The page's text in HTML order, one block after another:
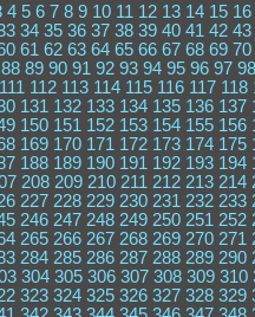
4 5 6 7 8 9 10 11 12 13 14 15 16
34 35 36 37 38 39 40 41 42 43
61 62 63 64 65 66 67 68 69 70
88 89 90 91 92 93 94 95 96 97 98
111 112 113 114 115 116 117 118
131 132 133 134 135 136 137
150 151 152 153 154 155 156
169 170 171 172 173 174 175
188 189 190 191 192 193 194
208 209 210 211 212 213 214
227 228 229 230 231 232 233
246 247 248 249 250 251 252
265 266 267 268 269 270 271
284 285 286 287 288 289 290
304 305 306 307 308 309 310
323 324 325 326 327 328 329